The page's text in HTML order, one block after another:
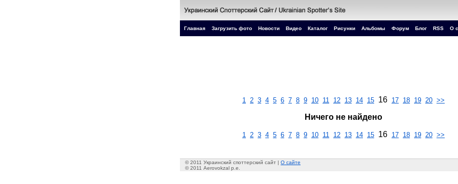
Главная Загрузить фото Новости Видео Каталог Рисунки Альбомы Форум Блог RSS О
1 2 3 4 5 6 7 8 9 10 11 12 13 14 15 16 17 18 19 20 >>
Ничего не найдено
1 2 3 4 5 6 7 8 9 10 11 12 13 14 15 16 17 18 19 20 >>
© 2011 Украинский споттерский сайт | О сайте
© 2011 Aerovokzal p.e.